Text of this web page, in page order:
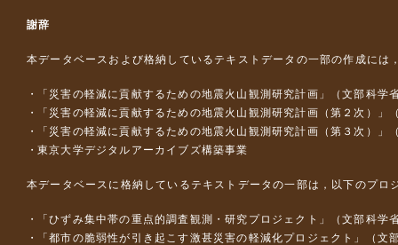
謝辞
本データベースおよび格納しているテキストデータの一部の作成には
「災害の軽減に貢献するための地震火山観測研究計画」（文部科学
「災害の軽減に貢献するための地震火山観測研究計画（第２次）」
「災害の軽減に貢献するための地震火山観測研究計画（第３次）」
東京大学デジタルアーカイブズ構築事業
本データベースに格納しているテキストデータの一部は，以下のプロ
「ひずみ集中帯の重点的調査観測・研究プロジェクト」（文部科
「都市の脆弱性が引き起こす激甚災害の軽減化プロジェクト」（